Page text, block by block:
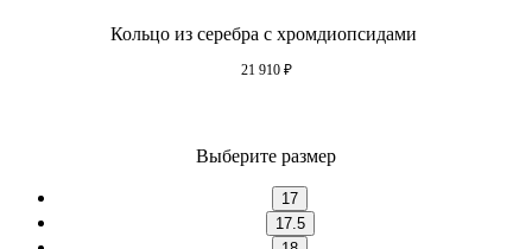
Кольцо из серебра с хромдиопсидами
21 910 ₽
Выберите размер
17
17.5